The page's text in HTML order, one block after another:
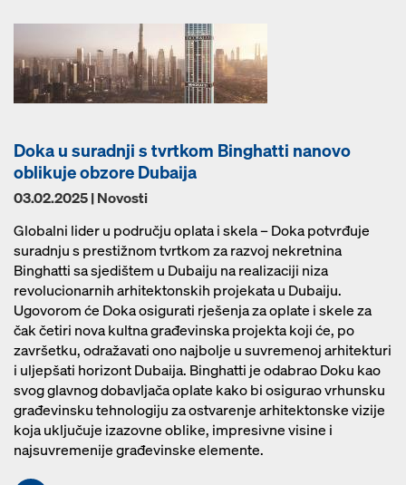
Doka u suradnji s tvrtkom Binghatti nanovo
oblikuje obzore Dubaija
03.02.2025 | Novosti
Globalni lider u području oplata i skela – Doka potvrđuje
suradnju s prestižnom tvrtkom za razvoj nekretnina
Binghatti sa sjedištem u Dubaiju na realizaciji niza
revolucionarnih arhitektonskih projekata u Dubaiju.
Ugovorom će Doka osigurati rješenja za oplate i skele za
čak četiri nova kultna građevinska projekta koji će, po
završetku, odražavati ono najbolje u suvremenoj arhitekturi
i uljepšati horizont Dubaija. Binghatti je odabrao Doku kao
svog glavnog dobavljača oplate kako bi osigurao vrhunsku
građevinsku tehnologiju za ostvarenje arhitektonske vizije
koja uključuje izazovne oblike, impresivne visine i
najsuvremenije građevinske elemente.